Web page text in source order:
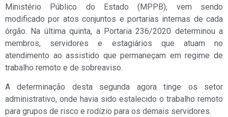
Ministério Público do Estado (MPPB), vem sendo
modificado por atos conjuntos e portarias internas de cada
órgão. Na última quinta, a Portaria 236/2020 determinou a
membros, servidores e estagiários que atuam no
atendimento ao assistido que permaneçam em regime de
trabalho remoto e de sobreaviso.
A determinação desta segunda agora tinge os setor
administrativo, onde havia sido estalecido o trabalho remoto
para grupos de risco e rodízio para os demais servidores.